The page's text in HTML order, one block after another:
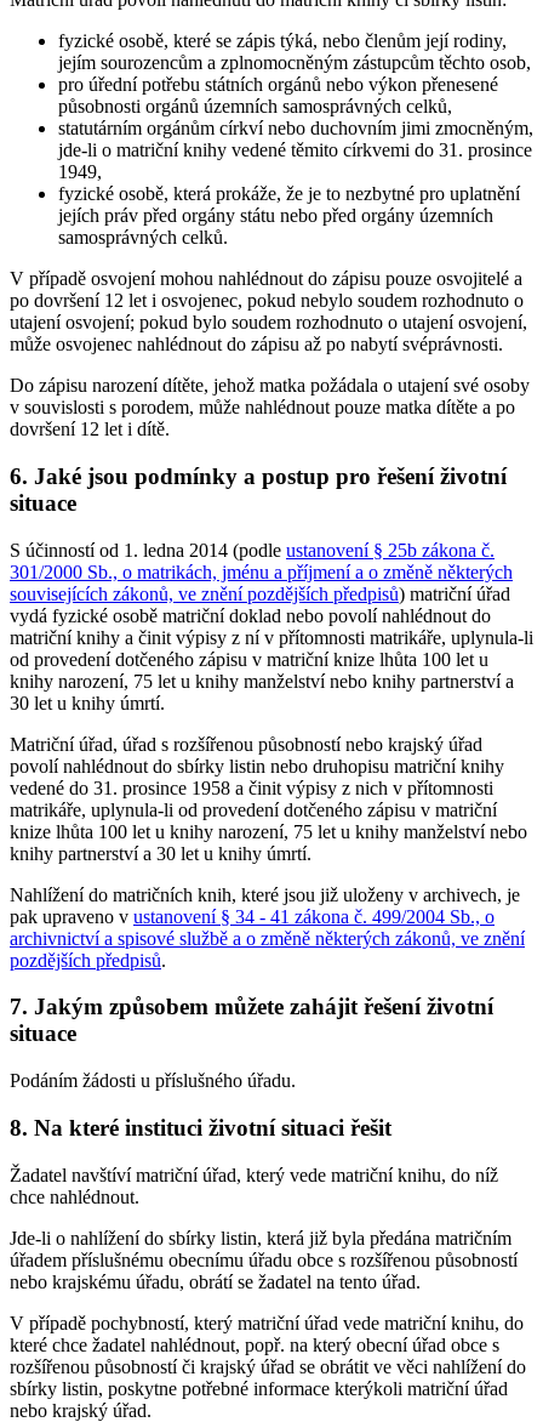
fyzické osobě, které se zápis týká, nebo členům její rodiny,
jejím sourozencům a zplnomocněným zástupcům těchto osob,
pro úřední potřebu státních orgánů nebo výkon přenesené
působnosti orgánů územních samosprávných celků,
statutárním orgánům církví nebo duchovním jimi zmocněným,
jde-li o matriční knihy vedené těmito církvemi do 31. prosince
1949,
fyzické osobě, která prokáže, že je to nezbytné pro uplatnění
jejích práv před orgány státu nebo před orgány územních
samosprávných celků.
V případě osvojení mohou nahlédnout do zápisu pouze osvojitelé a
po dovršení 12 let i osvojenec, pokud nebylo soudem rozhodnuto o
utajení osvojení; pokud bylo soudem rozhodnuto o utajení osvojení,
může osvojenec nahlédnout do zápisu až po nabytí svéprávnosti.
Do zápisu narození dítěte, jehož matka požádala o utajení své osoby
v souvislosti s porodem, může nahlédnout pouze matka dítěte a po
dovršení 12 let i dítě.
6. Jaké jsou podmínky a postup pro řešení životní
situace
S účinností od 1. ledna 2014 (podle ustanovení § 25b zákona č.
301/2000 Sb., o matrikách, jménu a příjmení a o změně některých
souvisejících zákonů, ve znění pozdějších předpisů) matriční úřad
vydá fyzické osobě matriční doklad nebo povolí nahlédnout do
matriční knihy a činit výpisy z ní v přítomnosti matrikáře, uplynula-li
od provedení dotčeného zápisu v matriční knize lhůta 100 let u
knihy narození, 75 let u knihy manželství nebo knihy partnerství a
30 let u knihy úmrtí.
Matriční úřad, úřad s rozšířenou působností nebo krajský úřad
povolí nahlédnout do sbírky listin nebo druhopisu matriční knihy
vedené do 31. prosince 1958 a činit výpisy z nich v přítomnosti
matrikáře, uplynula-li od provedení dotčeného zápisu v matriční
knize lhůta 100 let u knihy narození, 75 let u knihy manželství nebo
knihy partnerství a 30 let u knihy úmrtí.
Nahlížení do matričních knih, které jsou již uloženy v archivech, je
pak upraveno v ustanovení § 34 - 41 zákona č. 499/2004 Sb., o
archivnictví a spisové službě a o změně některých zákonů, ve znění
pozdějších předpisů.
7. Jakým způsobem můžete zahájit řešení životní
situace
Podáním žádosti u příslušného úřadu.
8. Na které instituci životní situaci řešit
Žadatel navštíví matriční úřad, který vede matriční knihu, do níž
chce nahlédnout.
Jde-li o nahlížení do sbírky listin, která již byla předána matričním
úřadem příslušnému obecnímu úřadu obce s rozšířenou působností
nebo krajskému úřadu, obrátí se žadatel na tento úřad.
V případě pochybností, který matriční úřad vede matriční knihu, do
které chce žadatel nahlédnout, popř. na který obecní úřad obce s
rozšířenou působností či krajský úřad se obrátit ve věci nahlížení do
sbírky listin, poskytne potřebné informace kterýkoli matriční úřad
nebo krajský úřad.